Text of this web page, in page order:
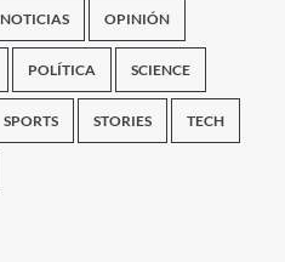
NOTICIAS OPINIÓN
POLÍTICA SCIENCE
SPORTS STORIES TECH